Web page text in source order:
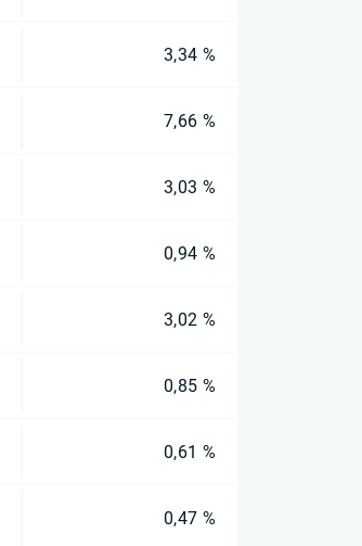
3,34 %
7,66 %
3,03 %
0,94 %
3,02 %
0,85 %
0,61 %
0,47 %